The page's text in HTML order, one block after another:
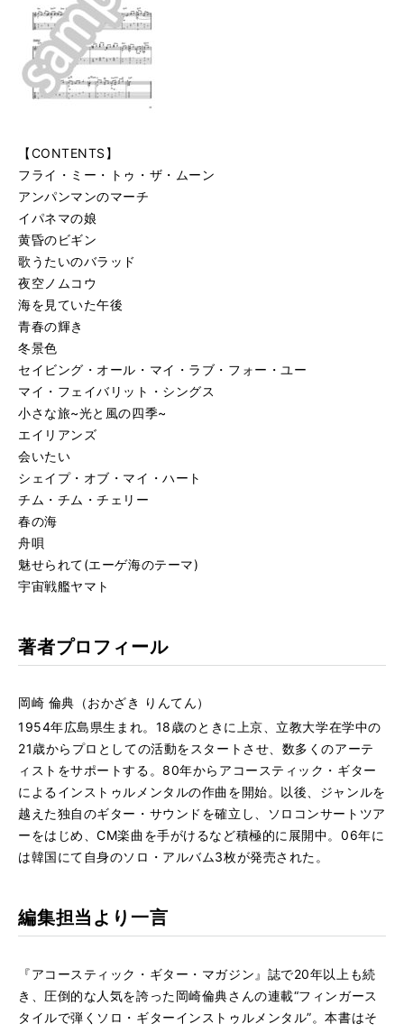
【CONTENTS】
フライ・ミー・トゥ・ザ・ムーン
アンパンマンのマーチ
イパネマの娘
黄昏のビギン
歌うたいのバラッド
夜空ノムコウ
海を見ていた午後
青春の輝き
冬景色
セイビング・オール・マイ・ラブ・フォー・ユー
マイ・フェイバリット・シングス
小さな旅~光と風の四季~
エイリアンズ
会いたい
シェイプ・オブ・マイ・ハート
チム・チム・チェリー
春の海
舟唄
魅せられて(エーゲ海のテーマ)
宇宙戦艦ヤマト
著者プロフィール
岡崎 倫典（おかざき りんてん）
1954年広島県生まれ。18歳のときに上京、立教大学在学中の
21歳からプロとしての活動をスタートさせ、数多くのアーテ
ィストをサポートする。80年からアコースティック・ギター
によるインストゥルメンタルの作曲を開始。以後、ジャンルを
越えた独自のギター・サウンドを確立し、ソロコンサートツア
ーをはじめ、CM楽曲を手がけるなど積極的に展開中。06年に
は韓国にて自身のソロ・アルバム3枚が発売された。
編集担当より一言
『アコースティック・ギター・マガジン』誌で20年以上も続
き、圧倒的な人気を誇った岡崎倫典さんの連載“フィンガース
タイルで弾くソロ・ギターインストゥルメンタル”。本書はそ